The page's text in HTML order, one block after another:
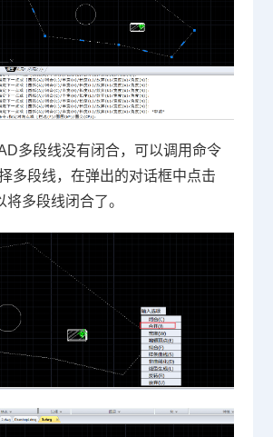
多段线没有闭合，可以调用命令
多段线，在弹出的对话框中点击
将多段线闭合了。